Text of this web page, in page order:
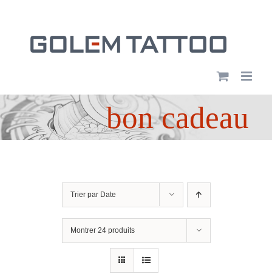
contenu
bon cadeau
Trier par Date
Montrer 24 produits